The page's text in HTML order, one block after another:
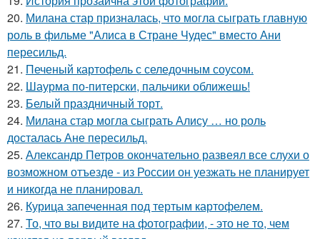
20. Милана стар призналась, что могла сыграть главную
роль в фильме "Алиса в Стране Чудес" вместо Ани
пересильд.
21. Печеный картофель с селедочным соусом.
22. Шаурма по-питерски, пальчики оближешь!
23. Белый праздничный торт.
24. Милана стар могла сыграть Алису … но роль
досталась Ане пересильд.
25. Александр Петров окончательно развеял все слухи о
возможном отъезде - из России он уезжать не планирует
и никогда не планировал.
26. Курица запеченная под тертым картофелем.
27. То, что вы видите на фотографии, - это не то, чем